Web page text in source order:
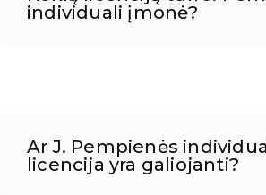
individuali įmonė?
Ar J. Pempienės
licencija yra galiojanti?